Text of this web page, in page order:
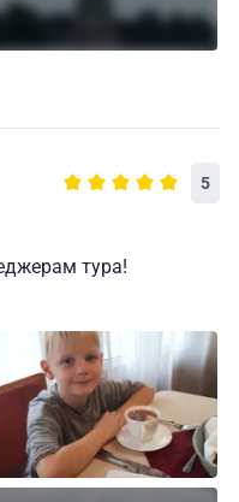
5
тура!